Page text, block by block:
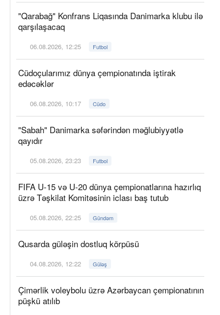
"Qarabağ" Konfrans Liqasında Danimarka klubu ilə
qarşılaşacaq
06.08.2026, 12:25 Futbol
Cüdoçularımız dünya çempionatında iştirak
edəcəklər
06.08.2026, 10:17 Cüdo
"Sabah" Danimarka səfərindən məğlubiyyətlə
qayıdır
05.08.2026, 23:23 Futbol
FIFA U-15 və U-20 dünya çempionatlarına hazırlıq
üzrə Təşkilat Komitəsinin iclası baş tutub
05.08.2026, 22:25 Gündəm
Qusarda güləşin dostluq körpüsü
04.08.2026, 12:22 Güləş
Çimərlik voleybolu üzrə Azərbaycan çempionatının
püşkü atılıb